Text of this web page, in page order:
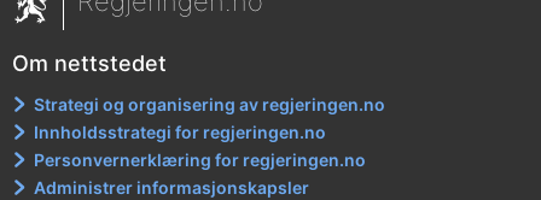
Om nettstedet
Strategi og organisering av regjeringen.no
Innholdsstrategi for regjeringen.no
Personvernerklæring for regjeringen.no
Administrer informasjonskapsler